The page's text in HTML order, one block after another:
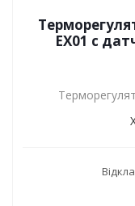
EX01 с